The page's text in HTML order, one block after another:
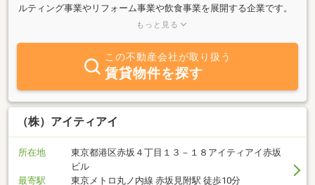
ルティング事業やリフォーム事業や飲食事業を展開する企業です。
私たちはお客様に有益な「情報（Information）」を積極的に収集
「任せてよかった」「ありがとう」をいただけることを目指してい
ます。空室が目立つようになった昨今、賃貸経営でお困りの大家さ
んが増えたように感じます。そんなオーナー様や、物件の価値を高
めたいとお考えのオーナー様、そして新たに不動産投資に挑戦した
い方々の「困りごと」に応えるため、適切な情報とサービスをお届
けしています。また、飲食事業においては、お客様の健康や、大切
大切にしています。不動産、リフォーム、飲食の専門家として、
「価値ある情報・サービス」をお客様にお届けすることが私たちの
使命です。お客様からの「ありがとう」を企業価値として捉え、
もっと見る
この不動産会社が取り扱う
賃貸物件を探す
（株）アイティアイ
所在地
東京都港区赤坂４丁目１３－１８アイティアイ赤坂
ビル
最寄駅
東京メトロ丸ノ内線 赤坂見附駅 徒歩10分